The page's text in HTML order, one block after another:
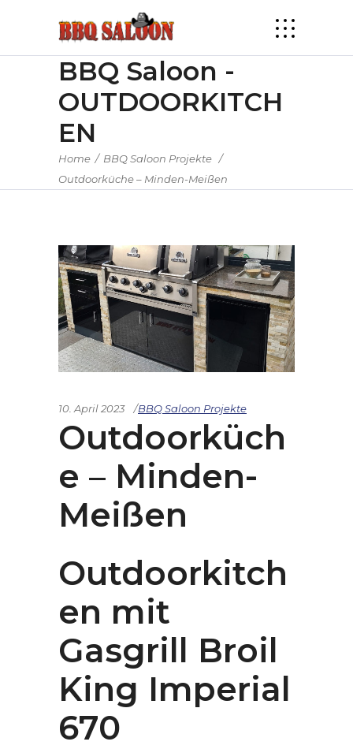
BBQ Saloon -
OUTDOORKITCH
EN
Home / BBQ Saloon Projekte /
Outdoorküche – Minden-Meißen
10. April 2023 BBQ Saloon Projekte
Outdoorküch
e – Minden-
Meißen
Outdoorkitch
en mit
Gasgrill Broil
King Imperial
670